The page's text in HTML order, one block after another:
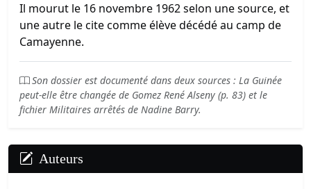
Il mourut le 16 novembre 1962 selon une source, et
une autre le cite comme élève décédé au camp de
Camayenne.
Son dossier est documenté dans deux sources : La Guinée
peut-elle être changée de Gomez René Alseny (p. 83) et le
fichier Militaires arrêtés de Nadine Barry.
Auteurs